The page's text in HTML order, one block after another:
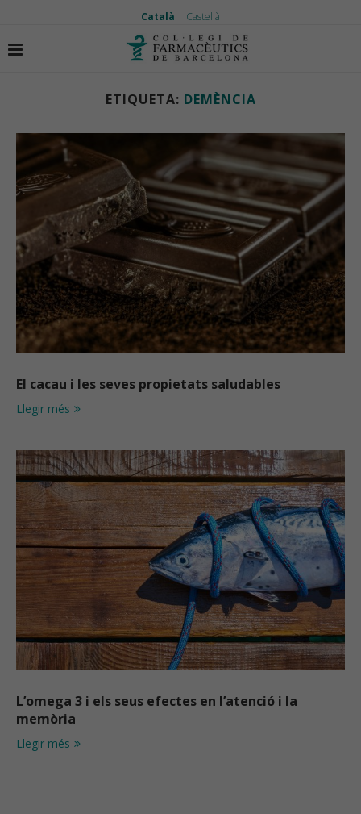
Català Castellà
Inici Articles etiquetas amb "demència"
ETIQUETA: DEMÈNCIA
El cacau i les seves propietats saludables
Llegir més
L’omega 3 i els seus efectes en l’atenció i la
memòria
Llegir més